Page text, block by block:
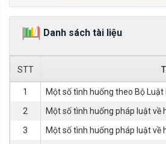
Danh sách tài liệu
STT
1
Một số tình huống theo Bộ
2
Một số tình huống pháp luật về
3
Một số tình huống pháp luật về